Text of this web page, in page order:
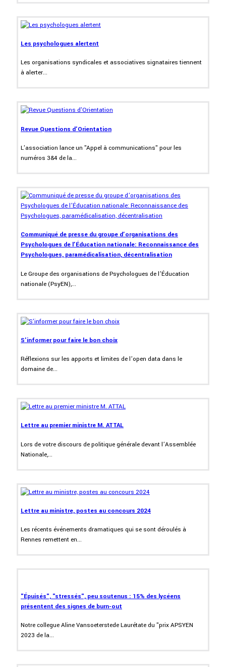
Les psychologues alertent
Les organisations syndicales et associatives signataires tiennent
à alerter...
Revue Questions d'Orientation
L'association lance un "Appel à communications" pour les
numéros 3&4 de la...
Communiqué de presse du groupe d’organisations des
Psychologues de l’Éducation nationale: Reconnaissance des
Psychologues, paramédicalisation, décentralisation
Le Groupe des organisations de Psychologues de l’Éducation
nationale (PsyEN),...
S'informer pour faire le bon choix
Réflexions sur les apports et limites de l’open data dans le
domaine de...
Lettre au premier ministre M. ATTAL
Lors de votre discours de politique générale devant l’Assemblée
Nationale,...
Lettre au ministre, postes au concours 2024
Les récents événements dramatiques qui se sont déroulés à
Rennes remettent en...
"Épuisés", "stressés", peu soutenus : 15% des lycéens
présentent des signes de burn-out
Notre collegue Aline Vansoeterstede Laurétate du "prix APSYEN
2023 de la...